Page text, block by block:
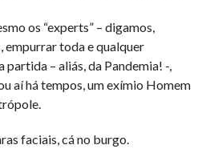
os “experts” – digamos,
toda e qualquer
– aliás, da Pandemia! -,
aí há tempos, um exímio Homem
faciais, cá no burgo.